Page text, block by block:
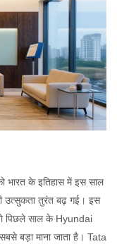
भारत के इतिहास में इस साल
उत्सुकता तुरंत बढ़ गई। इस
पिछले साल के Hyundai
बड़ा माना जाता है। Tata